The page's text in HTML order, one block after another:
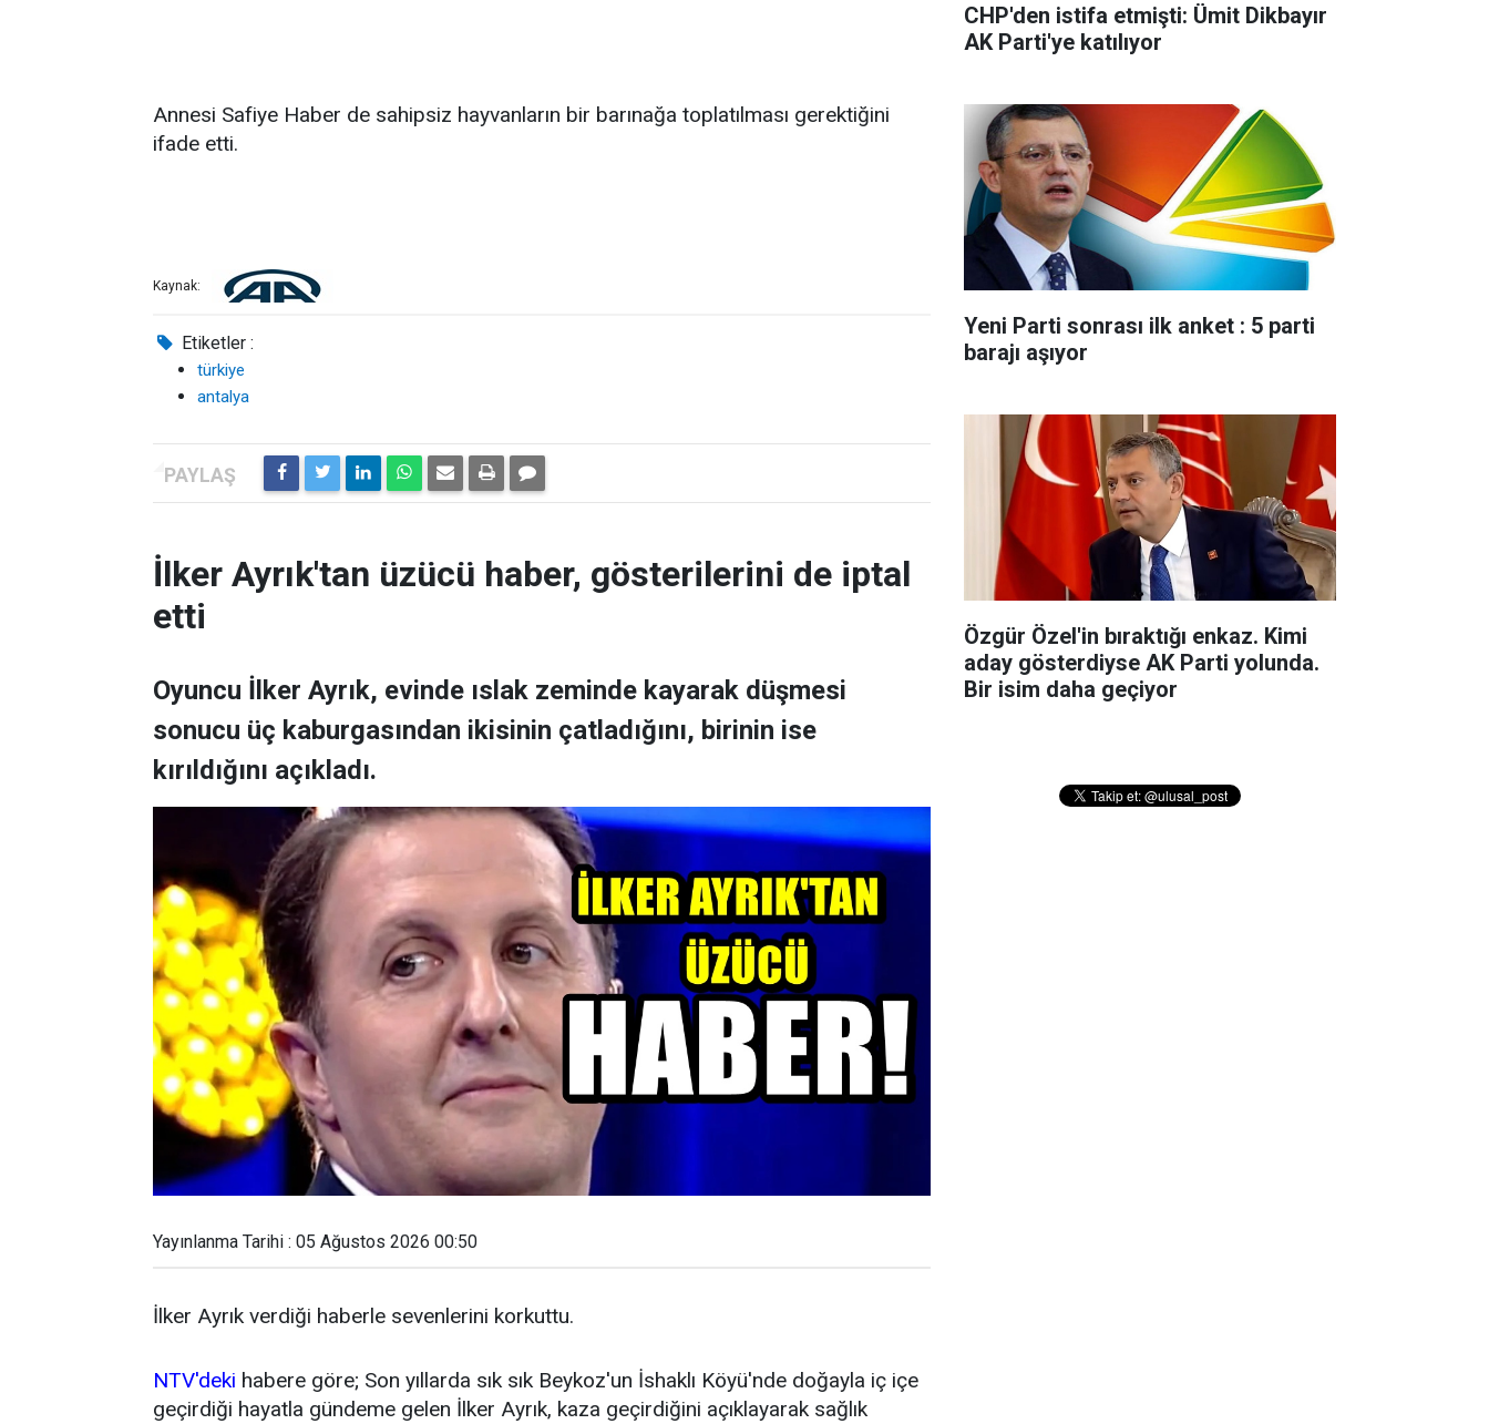
Annesi Safiye Haber de sahipsiz hayvanların bir barınağa toplatılması gerektiğini
ifade etti.
Kaynak:
Etiketler :
türkiye
antalya
İlker Ayrık'tan üzücü haber, gösterilerini de iptal
etti
Oyuncu İlker Ayrık, evinde ıslak zeminde kayarak düşmesi
sonucu üç kaburgasından ikisinin çatladığını, birinin ise
kırıldığını açıkladı.
Yayınlanma Tarihi : 05 Ağustos 2026 00:50
İlker Ayrık verdiği haberle sevenlerini korkuttu.
NTV'deki habere göre; Son yıllarda sık sık Beykoz'un İshaklı Köyü'nde doğayla iç içe
geçirdiği hayatla gündeme gelen İlker Ayrık, kaza geçirdiğini açıklayarak sağlık
CHP'den istifa etmişti: Ümit Dikbayır
AK Parti'ye katılıyor
Yeni Parti sonrası ilk anket : 5 parti
barajı aşıyor
Özgür Özel'in bıraktığı enkaz. Kimi
aday gösterdiyse AK Parti yolunda.
Bir isim daha geçiyor